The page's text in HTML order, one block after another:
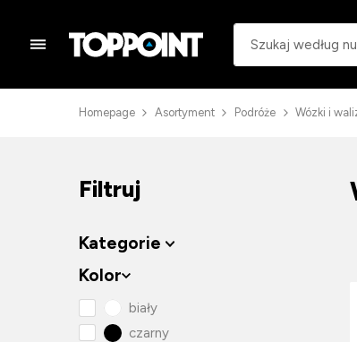
Homepage Asortyment Podróże Wózki i
Filtruj
Kategorie
Kolor
biały
czarny